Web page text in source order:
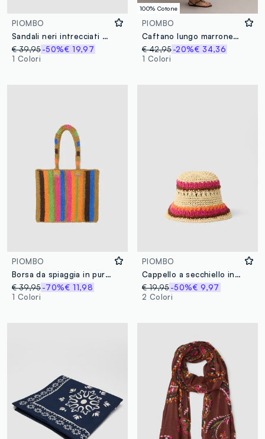
PIOMBO
Sandali neri intrecciati con lacci alla caviglia
€ 39,95-50%€ 19,97
1 Colori
100% Cotone
PIOMBO
Caftano lungo marrone in puro cotone
€ 42,95 -20%€ 34,36
1 Colori
PIOMBO
Borsa da spiaggia in puro tessuto carta a righe multicolor
€ 39,95-70%€ 11,98
1 Colori
PIOMBO
Cappello a secchiello in misto tessuto carta e cotone multicolor
€ 19,95 -50%€ 9,97
2 Colori